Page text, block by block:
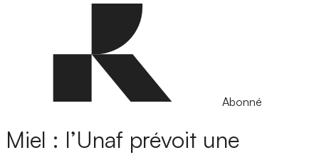
Abonné
Miel : l’Unaf prévoit une